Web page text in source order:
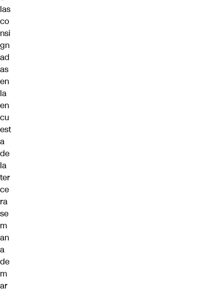
las
co
nsi
gn
ad
as
en
la
en
cu
est
a
de
la
ter
ce
ra
se
m
an
a
de
m
ar